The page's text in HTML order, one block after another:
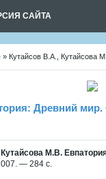
САЙТА
» Кутайсов В.А., Кутайсова
Древний
М.В.
— 284 с.